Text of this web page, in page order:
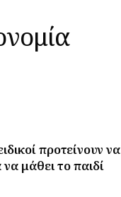
προτείνουν να
μάθει το παιδί